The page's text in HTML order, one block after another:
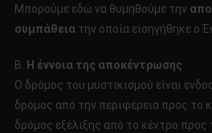
Μπορούμε εδώ να θυμηθούμε την
συμπάθειατην οποία εισηγήθηκε ο
Β.
Η έννοια της αποκέντρωσης
Ο δρόμος του μυστικισμού είναι
δρόμος από την περιφέρεια προς το
δρόμος εξέλιξης από το κέντρο προς